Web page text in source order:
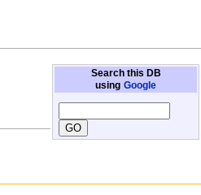
Search this DB
using Google